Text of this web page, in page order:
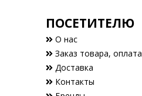
ПОСЕТИТЕЛЮ
О нас
Заказ товара, оплата
Доставка
Контакты